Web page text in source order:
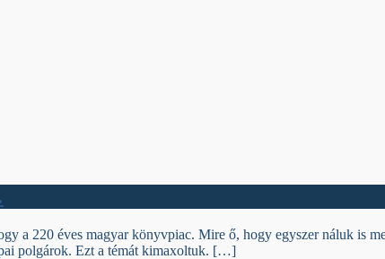
a 220 éves magyar könyvpiac. Mire ő, hogy egyszer náluk is
polgárok. Ezt a témát kimaxoltuk. […]